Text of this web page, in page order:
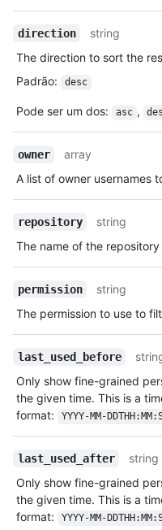
direction
string
The direction to sort the
Padrão: desc
Pode ser um dos: asc ,
owner
array
A list of owner usernames
repository
string
The name of the
permission
string
The permission to use to
last_used_before
Only show fine-grained
the given time. This is a
format:
YYYY-MM-
last_used_after
string
Only show fine-grained
the given time. This is a
format:
YYYY-MM-